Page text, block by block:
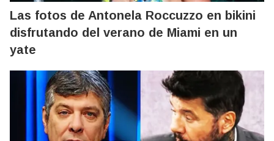
Las fotos de Antonela Roccuzzo en bikini
disfrutando del verano de Miami en un
yate